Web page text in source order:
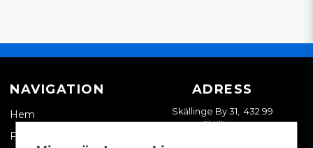
NAVIGATION
Hem
Företagskund
ADRESS
Skällinge By 31, 432 99
Skällinge